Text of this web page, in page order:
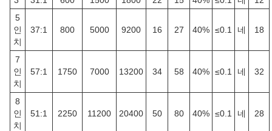
5
인
치
37:1 800 5000 9200 16 27 40% ≤0.1 네 18
7
인
치
57:1 1750 7000 13200 34 58 40% ≤0.1 네 32
8
인
치
51:1 2250 11200 20400 50 80 40% ≤0.1 네 28